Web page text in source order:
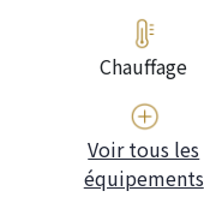
Chauffage
Voir tous les
équipements